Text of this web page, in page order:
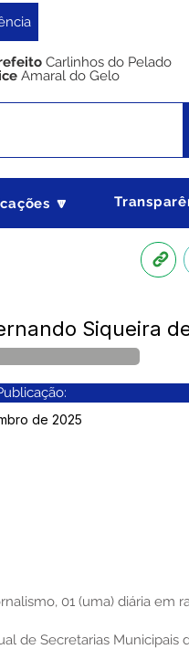
Carlinhos do Pelado
Amaral do Gelo
🔽
Siqueira
de 2025
01 (uma) diária em
de Secretarias Municipais